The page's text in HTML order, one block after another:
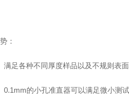
：
满足各种不同厚度样品以及不规则表
0.1mm的小孔准直器可以满足微小测